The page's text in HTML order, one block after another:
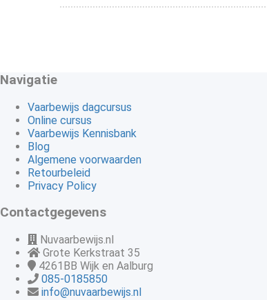
Navigatie
Vaarbewijs dagcursus
Online cursus
Vaarbewijs Kennisbank
Blog
Algemene voorwaarden
Retourbeleid
Privacy Policy
Contactgegevens
Nuvaarbewijs.nl
Grote Kerkstraat 35
4261BB Wijk en Aalburg
085-0185850
info@nuvaarbewijs.nl